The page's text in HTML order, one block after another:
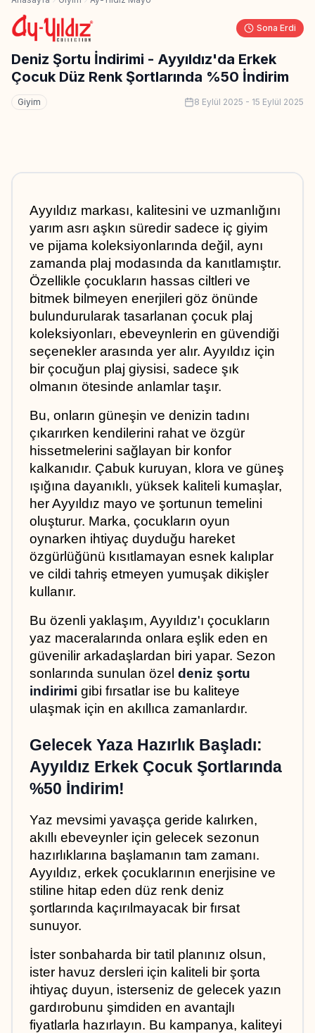
Sona Erdi
Deniz Şortu İndirimi - Ayyıldız'da Erkek
Çocuk Düz Renk Şortlarında %50 İndirim
Giyim 8 Eylül 2025 - 15 Eylül 2025
Ayyıldız markası, kalitesini ve uzmanlığını
yarım asrı aşkın süredir sadece iç giyim
ve pijama koleksiyonlarında değil, aynı
zamanda plaj modasında da kanıtlamıştır.
Özellikle çocukların hassas ciltleri ve
bitmek bilmeyen enerjileri göz önünde
bulundurularak tasarlanan çocuk plaj
koleksiyonları, ebeveynlerin en güvendiği
seçenekler arasında yer alır. Ayyıldız için
bir çocuğun plaj giysisi, sadece şık
olmanın ötesinde anlamlar taşır.
Bu, onların güneşin ve denizin tadını
çıkarırken kendilerini rahat ve özgür
hissetmelerini sağlayan bir konfor
kalkanıdır. Çabuk kuruyan, klora ve güneş
ışığına dayanıklı, yüksek kaliteli kumaşlar,
her Ayyıldız mayo ve şortunun temelini
oluşturur. Marka, çocukların oyun
oynarken ihtiyaç duyduğu hareket
özgürlüğünü kısıtlamayan esnek kalıplar
ve cildi tahriş etmeyen yumuşak dikişler
kullanır.
Bu özenli yaklaşım, Ayyıldız'ı çocukların
yaz maceralarında onlara eşlik eden en
güvenilir arkadaşlardan biri yapar. Sezon
sonlarında sunulan özel deniz şortu
indirimi gibi fırsatlar ise bu kaliteye
ulaşmak için en akıllıca zamanlardır.
Gelecek Yaza Hazırlık Başladı:
Ayyıldız Erkek Çocuk Şortlarında
%50 İndirim!
Yaz mevsimi yavaşça geride kalırken,
akıllı ebeveynler için gelecek sezonun
hazırlıklarına başlamanın tam zamanı.
Ayyıldız, erkek çocuklarının enerjisine ve
stiline hitap eden düz renk deniz
şortlarında kaçırılmayacak bir fırsat
sunuyor.
İster sonbaharda bir tatil planınız olsun,
ister havuz dersleri için kaliteli bir şorta
ihtiyaç duyun, isterseniz de gelecek yazın
gardırobunu şimdiden en avantajlı
fiyatlarla hazırlayın. Bu kampanya, kaliteyi